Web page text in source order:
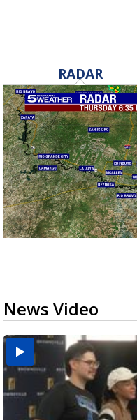
RADAR
News Video